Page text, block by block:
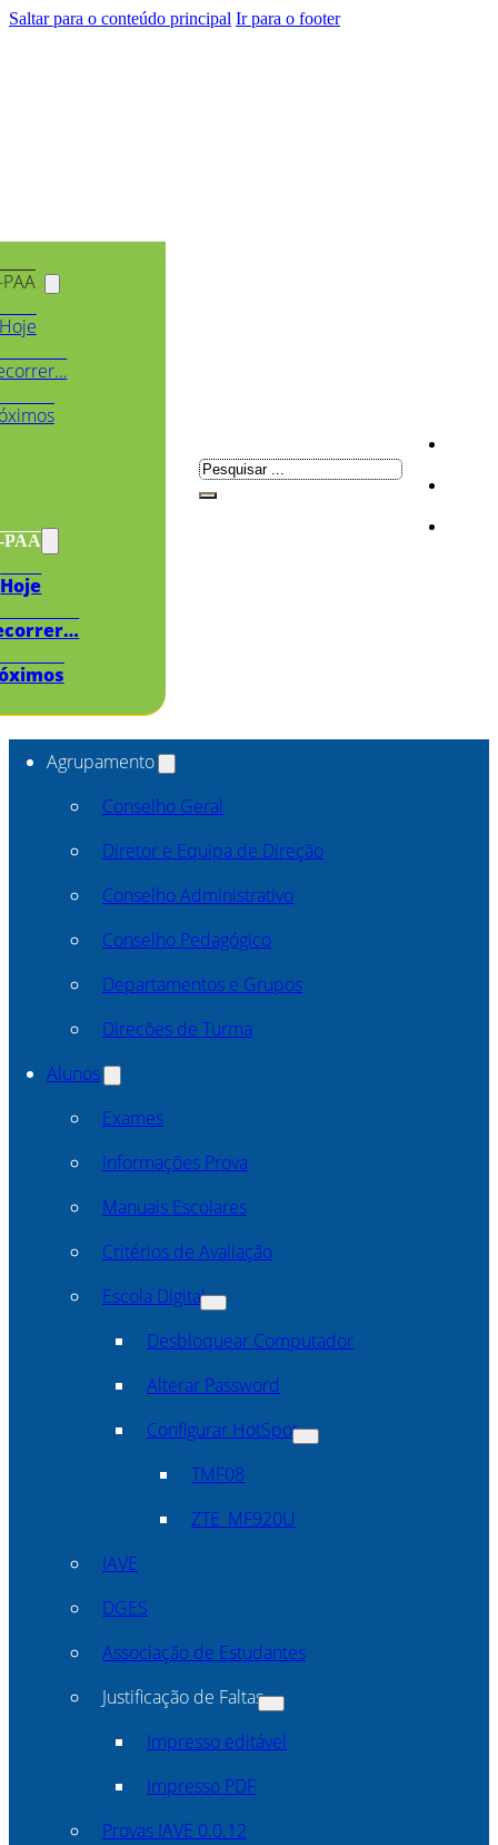
Saltar para o conteúdo principal Ir para o footer
PAA
Hoje
Pesquisar
Agrupamento
Conselho Geral
Diretor e Equipa de Direção
Conselho Administrativo
Conselho Pedagógico
Departamentos e Grupos
Direcões de Turma
Alunos
Exames
Informações Prova
Manuais Escolares
Critérios de Avaliação
Escola Digital
Desbloquear Computador
Alterar Password
Configurar HotSpot
TMF08
ZTE_MF920U
IAVE
DGES
Associação de Estudantes
Justificação de Faltas
Impresso editável
Impresso PDF
Provas IAVE 0.0.12